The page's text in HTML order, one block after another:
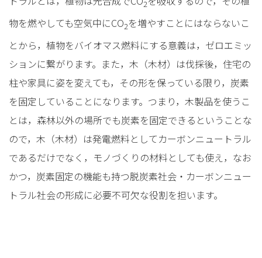
2
物を燃やしても空気中にCO2を増やすことにはならないこ
とから，植物をバイオマス燃料にする意義は，ゼロエミッ
ションに繋がります。また，木（木材）は伐採後，住宅の
柱や家具に姿を変えても，その形を保っている限り，炭素
を固定していることになります。つまり，木製品を使うこ
とは，森林以外の場所でも炭素を固定できるということな
ので，木（木材）は発電燃料としてカーボンニュートラル
であるだけでなく，モノづくりの材料としても使え，なお
かつ，炭素固定の機能も持つ脱炭素社会・カーボンニュー
トラル社会の形成に必要不可欠な役割を担います。